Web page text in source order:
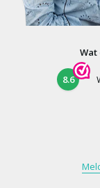
Wat
8.6